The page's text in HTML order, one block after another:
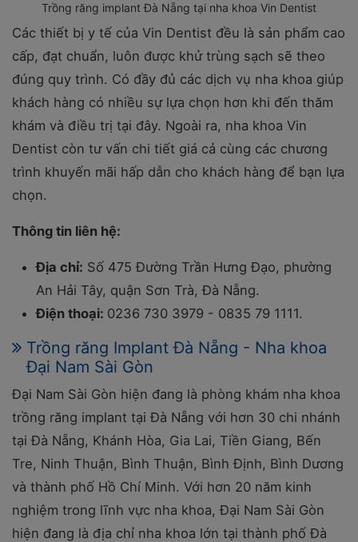
Trồng răng implant Đà Nẵng tại nha khoa Vin Dentist
Các thiết bị y tế của Vin Dentist đều là sản phẩm cao
cấp, đạt chuẩn, luôn được khử trùng sạch sẽ theo
đúng quy trình. Có đầy đủ các dịch vụ nha khoa giúp
khách hàng có nhiều sự lựa chọn hơn khi đến thăm
khám và điều trị tại đây. Ngoài ra, nha khoa Vin
Dentist còn tư vấn chi tiết giá cả cùng các chương
trình khuyến mãi hấp dẫn cho khách hàng để bạn lựa
chọn.
Thông tin liên hệ:
Địa chỉ: Số 475 Đường Trần Hưng Đạo, phường
An Hải Tây, quận Sơn Trà, Đà Nẵng.
Điện thoại: 0236 730 3979 - 0835 79 1111.
Trồng răng Implant Đà Nẵng - Nha khoa
Đại Nam Sài Gòn
Đại Nam Sài Gòn hiện đang là phòng khám nha khoa
trồng răng implant tại Đà Nẵng với hơn 30 chi nhánh
tại Đà Nẵng, Khánh Hòa, Gia Lai, Tiền Giang, Bến
Tre, Ninh Thuận, Bình Thuận, Bình Định, Bình Dương
và thành phố Hồ Chí Minh. Với hơn 20 năm kinh
nghiệm trong lĩnh vực nha khoa, Đại Nam Sài Gòn
hiện đang là địa chỉ nha khoa lớn tại thành phố Đà